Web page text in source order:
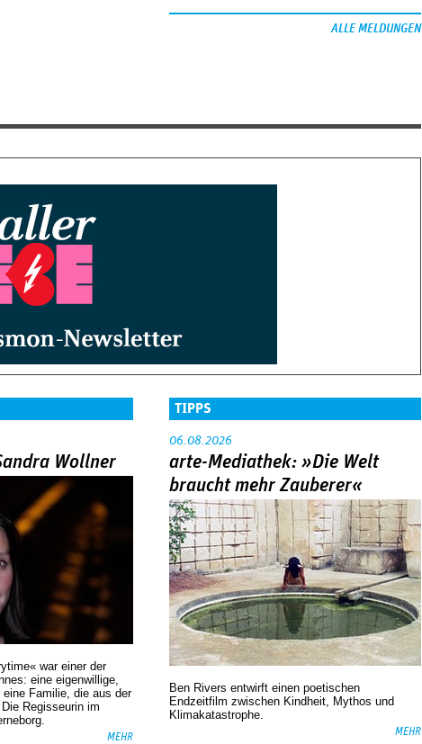
ALLE MELDUNGEN
Wollner
war einer der
eine eigenwillige,
­Familie, die aus der
Regisseurin im
MEHR
TIPPS
06.08.2026
arte-Mediathek: »Die Welt
braucht mehr Zauberer«
Ben Rivers entwirft einen poetischen
Endzeitfilm zwischen Kindheit, Mythos und
Klimakatastrophe.
MEHR